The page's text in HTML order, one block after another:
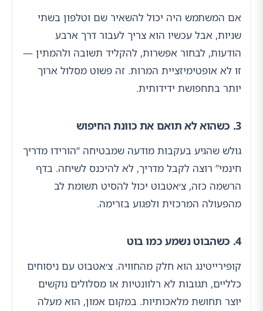
אם המשתמש היה יכול להשאיר שם וטלפון בשתי
שניות, אבל עכשיו הוא צריך לעבור דרך ארבע
הודעות, לבחור אפשרות, להקליד תשובה ולהמתין —
זו לא אופטימיזציית המרות. זה פשוט מסלול ארוך
יותר בתחפושת ידידותית.
3. כשהוא לא תואם את כוונת החיפוש
גולש שהגיע בעקבות מודעה שמבטיחה “הורידו מדריך
חינמי” רוצה לקבל מדריך, לא להיכנס לשיחה. בדף
הרשמה כזה, צ׳אטבוט יכול להסיט תשומת לב
מהפעולה המרכזית ולפגוע בזרימה.
4. כשהבוט נשמע כמו בוט
קופירייטינג הוא חלק מהחוויה. צ׳אטבוט עם ניסוחים
כלליים, תגובות לא רלוונטיות או מסלולים נוקשים
יוצר תחושת מלאכותיות. במקום אמון, הוא מעלה